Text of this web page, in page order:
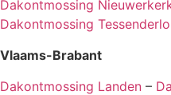
Dakontmossing
Dakontmossing Tessenderlo
Vlaams-Brabant
Dakontmossing Landen –